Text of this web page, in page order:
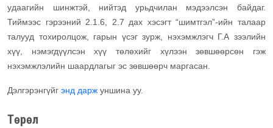
удаагийн шинжтэй, нийтэд урьдчилан мэдээлсэн байдаг.
Тиймээс гэрээний 2.1.6, 2.7 дах хэсэгт “шимтгэл”-ийн талаар
талууд тохиролцож, гарын үсэг зурж, нэхэмжлэгч Г.А зээлийн
хүү, нэмэгдүүлсэн хүү төлөхийг хүлээн зөвшөөрсөн гэж
нэхэмжлэлийн шаардлагыг эс зөвшөөрч маргасан.
Дэлгэрэнгүйг энд дарж уншина уу.
Төрөл